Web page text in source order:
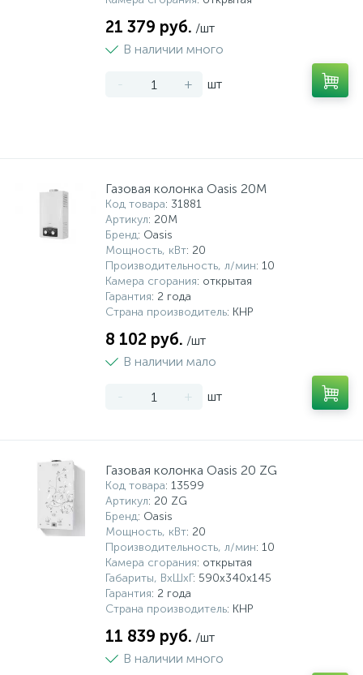
21 379 руб. /шт
В наличии много
- + шт
Газовая колонка Oasis 20M
Код товара: 31881
Артикул: 20M
Бренд: Oasis
Мощность, кВт: 20
Производительность, л/мин: 10
Камера сгорания: открытая
Гарантия: 2 года
Страна производитель: КНР
8 102 руб. /шт
В наличии мало
- + шт
Газовая колонка Oasis 20 ZG
Код товара: 13599
Артикул: 20 ZG
Бренд: Oasis
Мощность, кВт: 20
Производительность, л/мин: 10
Камера сгорания: открытая
Габариты, ВхШхГ: 590x340x145
Гарантия: 2 года
Страна производитель: КНР
11 839 руб. /шт
В наличии много